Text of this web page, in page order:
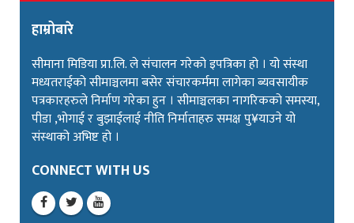
हाम्रोबारे
सीमाना मिडिया प्रा.लि. ले संचालन गरेको इपत्रिका हो । यो संस्था
मध्यतराईको सीमाञ्चलमा बसेर संचारकर्ममा लागेका ब्यवसायीक
पत्रकारहरुले निर्माण गरेका हुन । सीमाञ्चलका नागरिकको समस्या,
पीडा ,भोगाई र बुझाईलाई नीति निर्माताहरु समक्ष पु¥याउने यो
संस्थाको अभिष्ट हो ।
CONNECT WITH US